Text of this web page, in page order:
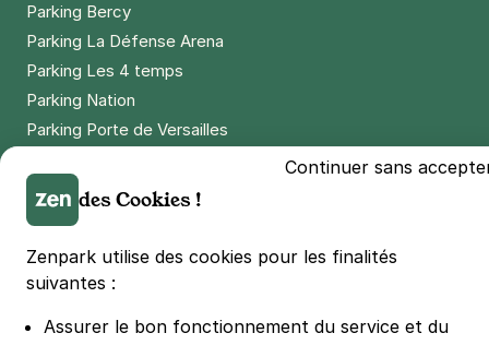
Parking Bercy
Parking La Défense Arena
Parking Les 4 temps
Parking Nation
Parking Porte de Versailles
Parking Euralille
Parking Casino Barrière Lille
🌍 Passer de 130 à 110 km/h sur autoroute réduit votre
#SeDéplacerMoinsPolluer
Continuer sans
des Cookies !
Zenpark utilise des cookies pour les finalités
suivantes :
Assurer le bon fonctionnement du service et du